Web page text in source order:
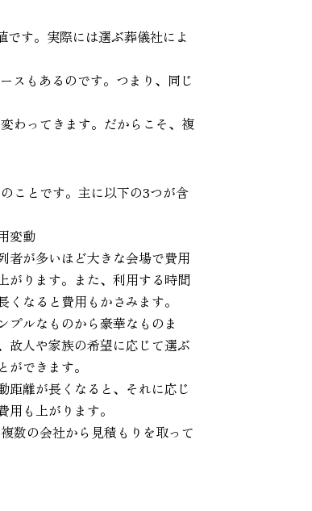
す。実際には選ぶ葬儀社によ
スもあるのです。つまり、同じ
わってきます。だからこそ、複
ことです。主に以下の3つが含
変動
者が多いほど大きな会場で費用
がります。また、利用する時間
くなると費用もかさみます。
プルなものから豪華なものま
故人や家族の希望に応じて選ぶ
ができます。
距離が長くなると、それに応じ
用も上がります。
数の会社から見積もりを取って